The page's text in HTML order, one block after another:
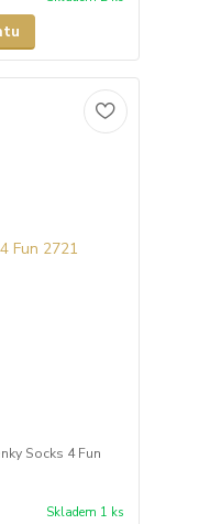
Socks 4 Fun
Skladem 1 ks